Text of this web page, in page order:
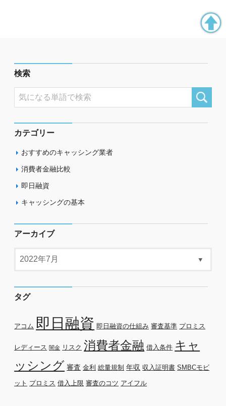
検索
カテゴリー
おすすめのキャッシング業者
消費者金融比較
即日融資
キャッシングの基本
アーカイブ
タグ
アコム 即日融資 即日融資の仕組み 審査基準 プロミス
レディース 闇金 リスク 消費者金融 借入条件 キャ
ッシング 審査 金利 総量規制 年収 収入証明書 SMBCモビ
ット プロミス 借入上限 審査のコツ アイフル